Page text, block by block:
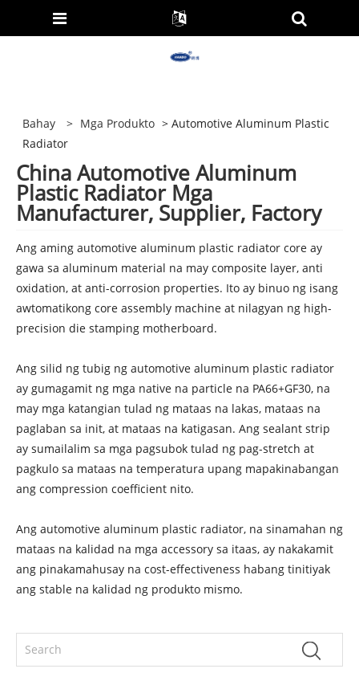
Bahay > Mga Produkto > Automotive Aluminum Plastic
Radiator
China Automotive Aluminum
Plastic Radiator Mga
Manufacturer, Supplier, Factory
Ang aming automotive aluminum plastic radiator core ay
gawa sa aluminum material na may composite layer, anti
oxidation, at anti-corrosion properties. Ito ay binuo ng isang
awtomatikong core assembly machine at nilagyan ng high-
precision die stamping motherboard.
Ang silid ng tubig ng automotive aluminum plastic radiator
ay gumagamit ng mga native na particle na PA66+GF30, na
may mga katangian tulad ng mataas na lakas, mataas na
paglaban sa init, at mataas na katigasan. Ang sealant strip
ay sumailalim sa mga pagsubok tulad ng pag-stretch at
pagkulo sa mataas na temperatura upang mapakinabangan
ang compression coefficient nito.
Ang automotive aluminum plastic radiator, na sinamahan ng
mataas na kalidad na mga accessory sa itaas, ay nakakamit
ang pinakamahusay na cost-effectiveness habang tinitiyak
ang stable na kalidad ng produkto mismo.